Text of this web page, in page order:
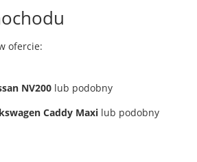
ofercie:
NV200 lub podobny
Caddy Maxi lub podobny